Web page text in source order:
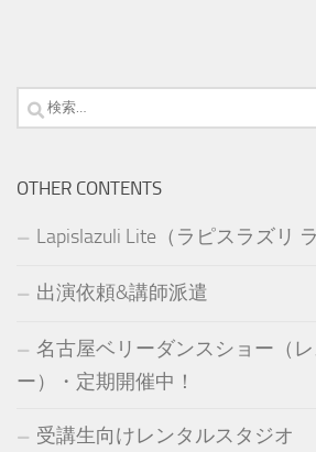
検
索:
OTHER CONTENTS
Lapislazuli Lite（ラピスラズリ
出演依頼&講師派遣
名古屋ベリーダンスショー（
ー）・定期開催中！
受講生向けレンタルスタジオ